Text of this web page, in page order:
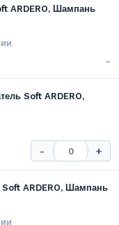
ARDERO, Шампань
-
Soft ARDERO,
- +
Soft ARDERO, Шампань